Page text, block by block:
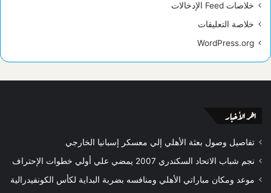
خلاصات Feed الإدخالات
خلاصة التعليقات
WordPress.org
اخر الأخبار
تفاصيل وصول بعثة الأهلي إلي معسكر إسبانيا الخارجي
نجم شباب الاتحاد السكندري 2007 يمضي علي أولي خطوات الإحتراف
موعد ومكان مباراتي الأهلي ومنافسه بضربة البداية لكأس الكونفيدرالية